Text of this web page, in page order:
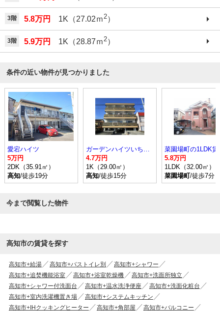
3階 5.8万円 1K（27.02ｍ2）
3階 5.9万円 1K（28.87ｍ 2）
条件の近い物件が見つかりました
愛宕ハイツ
5万円
2DK（35.91㎡）
高知/徒歩19分
4.7万円
1K（29.00㎡）
高知/徒歩15分
5.8万円
1LDK（32.00㎡）
菜園場町/徒歩7分
今まで閲覧した物件
高知市の賃貸を探す
高知市+給湯 高知市+バストイレ別
高知市+シャワー
高知市+追焚機能浴室
高知市+浴室乾燥機
高知市+洗面所独立
高知市+シャワー付洗面台
高知市+温水洗浄便座
高知市+洗面化粧台
高知市+室内洗濯機置き場
高知市+システムキッチン
高知市+IHクッキングヒーター
高知市+角部屋
高知市+バルコニー